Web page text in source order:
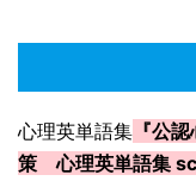
心理英単語集 『公
策 心理英単語集